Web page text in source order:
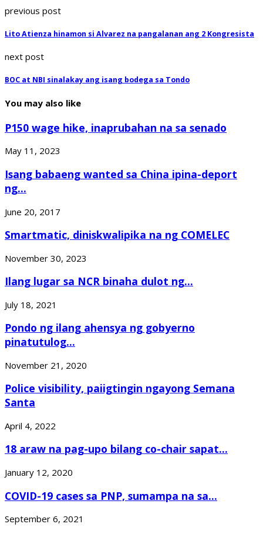
previous post
Lito Atienza hinamon si Alvarez na pangalanan ang 2 Kongresista
next post
BOC at NBI sinalakay ang isang bodega sa Tondo
You may also like
P150 wage hike, inaprubahan na sa senado
May 11, 2023
Isang babaeng wanted sa China ipina-deport
ng...
June 20, 2017
Smartmatic, diniskwalipika na ng COMELEC
November 30, 2023
Ilang lugar sa NCR binaha dulot ng...
July 18, 2021
Pondo ng ilang ahensya ng gobyerno
pinatutulog...
November 21, 2020
Police visibility, paiigtingin ngayong Semana
Santa
April 4, 2022
18 araw na pag-upo bilang co-chair sapat...
January 12, 2020
COVID-19 cases sa PNP, sumampa na sa...
September 6, 2021